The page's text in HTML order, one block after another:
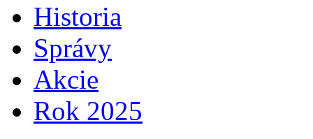
Historia
Správy
Akcie
Rok 2025